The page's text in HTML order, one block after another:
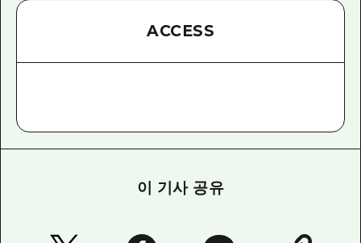
ACCESS
이 기사 공유